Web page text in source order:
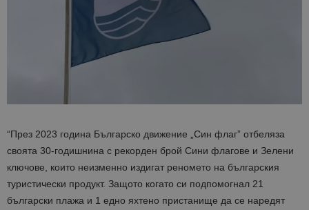
“През 2023 година Българско движение „Син флаг” отбеляза
своята 30-годишнина с рекорден брой Сини флагове и Зелени
ключове, които неизменно издигат реномето на българския
туристически продукт. Защото когато си подпомогнал 21
български плажа и 1 едно яхтено пристанище да се наредят